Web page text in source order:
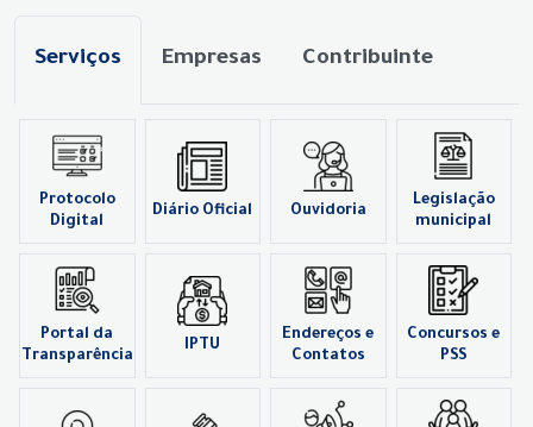
Serviços Empresas Contribuinte
Protocolo
Digital
Diário Oficial Ouvidoria
Legislação
municipal
Portal da
Transparência
IPTU
Endereços e
Contatos
Concursos e
PSS